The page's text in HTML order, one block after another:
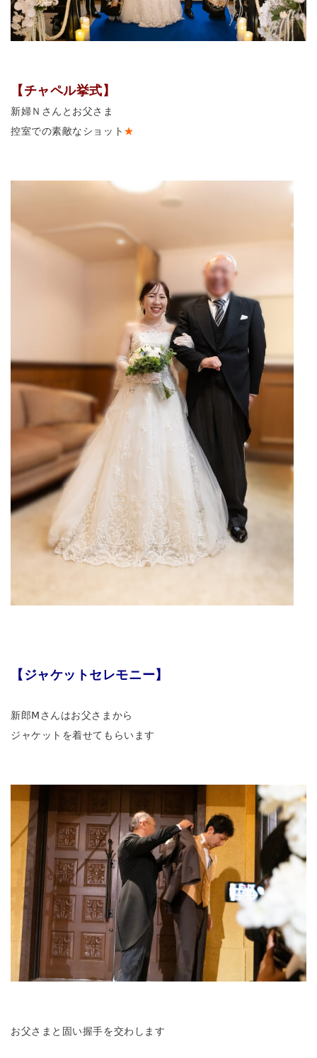
【チャペル挙式】
新婦Ｎさんとお父さま
控室での素敵なショット ★
【ジャケットセレモニー】
新郎Ⅿさんはお父さまから
ジャケットを着せてもらいます
お父さまと固い握手を交わします